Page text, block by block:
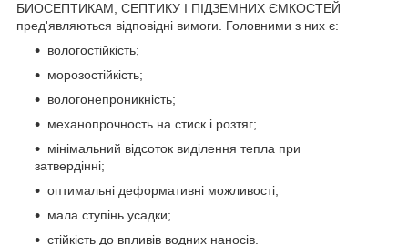
БИОСЕПТИКАМ, СЕПТИКУ І ПІДЗЕМНИХ ЄМКОСТЕЙ
пред'являються відповідні вимоги. Головними з них є:
вологостійкість;
морозостійкість;
вологонепроникність;
механопрочность на стиск і розтяг;
мінімальний відсоток виділення тепла при
затвердінні;
оптимальні деформативні можливості;
мала ступінь усадки;
стійкість до впливів водних наносів.